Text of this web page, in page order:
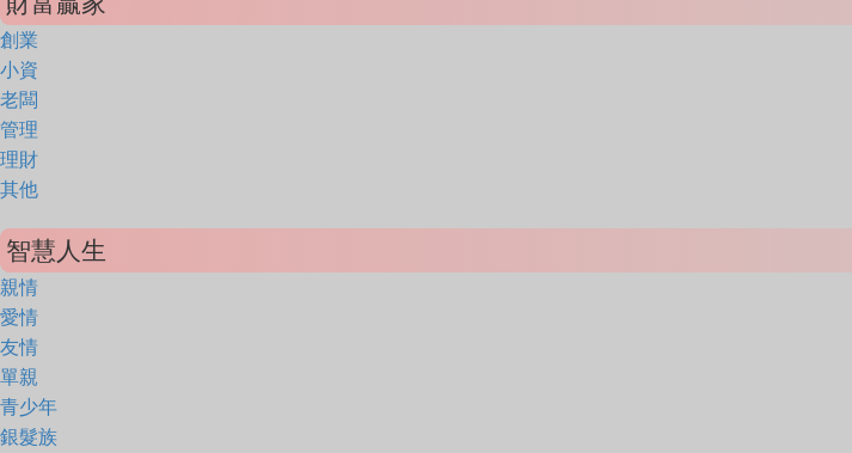
創業
小資
老闆
管理
理財
其他
智慧人生
親情
愛情
友情
單親
青少年
銀髮族